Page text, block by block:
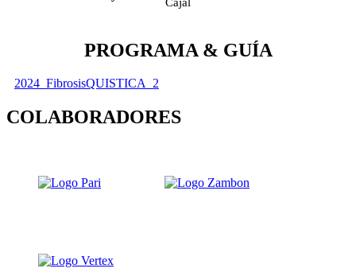
PROGRAMA & GUÍA
2024_FibrosisQUISTICA_2
COLABORADORES